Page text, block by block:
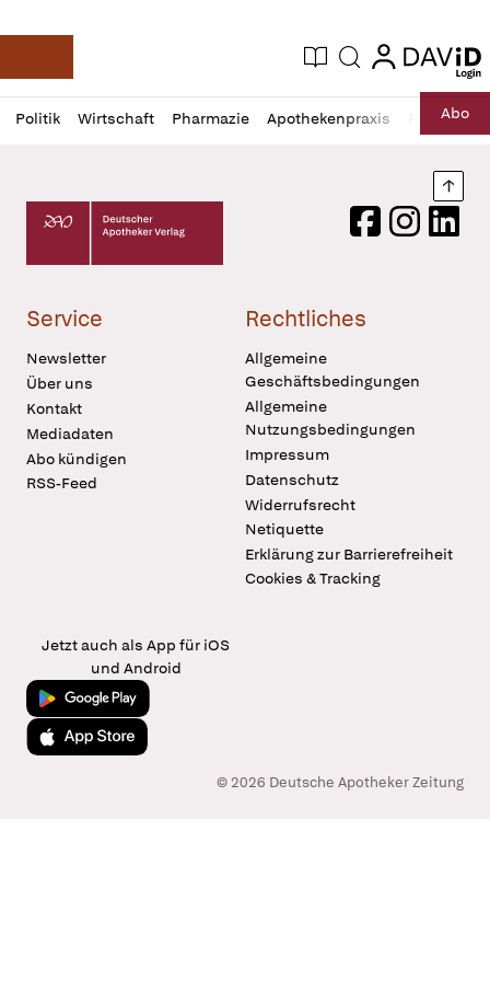
Deutsche Apotheker Zeitung
Aktuelle Ausgabe
Suche login
login
Politik Wirtschaft Pharmazie Apothekenpraxis RechtAbo
Profil
öffnen
Daz
Pur
Deutscher Apotheker Verlag Logo
FacebookInstagram
Service
Newsletter
Über uns
Kontakt
Mediadaten
Abo kündigen
RSS-Feed
Rechtliches
Allgemeine
Geschäftsbedingungen
Allgemeine
Nutzungsbedingungen
Impressum
Datenschutz
Widerrufsrecht
Netiquette
Erklärung zur Barrierefreiheit
Cookies & Tracking
Jetzt auch als App für iOS
und Android
Jetzt bei Google Play
Laden im App Store
© 2026 Deutsche Apotheker Zeitung